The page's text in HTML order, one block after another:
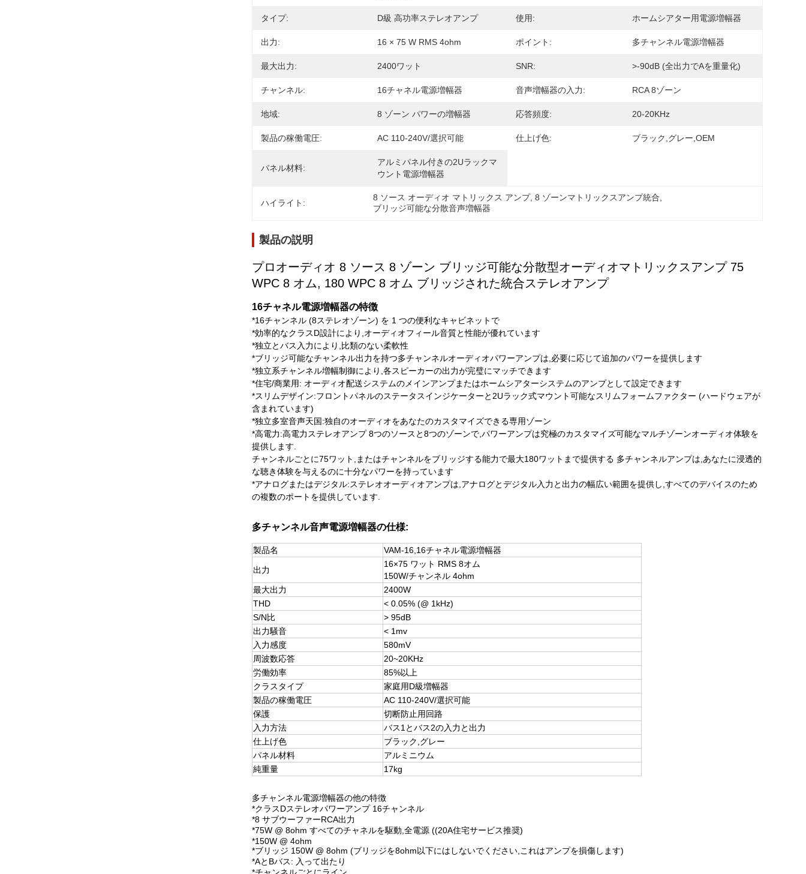
タイプ: D級 高功率ステレオアンプ 使用: ホームシアター用電源増幅器
出力: 16 × 75 W RMS 4ohm ポイント: 多チャンネル電源増幅器
最大出力: 2400ワット SNR: >-90dB (全出力でAを重量化)
チャンネル: 16チャネル電源増幅器 音声増幅器の入力: RCA 8ゾーン
地域: 8 ゾーン パワーの増幅器 応答頻度: 20-20KHz
製品の稼働電圧: AC 110-240V/選択可能 仕上げ色: ブラック,グレー,OEM
パネル材料:
アルミパネル付きの2Uラックマ
ウント電源増幅器
ハイライト:
8 ソース オーディオ マトリックス アンプ, 8 ゾーンマトリックスアンプ統合
ブリッジ可能な分散音声増幅器
製品の説明
プロオーディオ 8 ソース 8 ゾーン ブリッジ可能な分散型オーディオマトリックスアンプ 75
WPC 8 オム, 180 WPC 8 オム ブリッジされた統合ステレオアンプ
16チャネル電源増幅器の特徴
*16チャンネル (8ステレオゾーン) を 1 つの便利なキャビネットで
*効率的なクラスD設計により,オーディオフィール音質と性能が優れています
*独立とバス入力により,比類のない柔軟性
*ブリッジ可能なチャンネル出力を持つ多チャンネルオーディオパワーアンプは,必要に応じて追加のパワーを提供します
*独立系チャンネル増幅制御により,各スピーカーの出力が完璧にマッチできます
*住宅/商業用: オーディオ配送システムのメインアンプまたはホームシアターシステムのアンプとして設定できます
*スリムデザイン:フロントパネルのステータスインジケーターと2Uラック式マウント可能なスリムフォームファクター (ハードウェアが
含まれています)
*独立多室音声天国:独自のオーディオをあなたのカスタマイズできる専用ゾーン
*高電力:高電力ステレオアンプ 8つのソースと8つのゾーンで,パワーアンプは究極のカスタマイズ可能なマルチゾーンオーディオ体験を
提供します.
チャンネルごとに75ワット,またはチャンネルをブリッジする能力で最大180ワットまで提供する 多チャンネルアンプは,あなたに浸透的
な聴き体験を与えるのに十分なパワーを持っています
*アナログまたはデジタル:ステレオオーディオアンプは,アナログとデジタル入力と出力の幅広い範囲を提供し,すべてのデバイスのため
の複数のポートを提供しています.
多チャンネル音声電源増幅器の仕様:
製品名 VAM-16,16チャネル電源増幅器
出力
16×75 ワット RMS 8オム
150W/チャンネル 4ohm
最大出力
2400W
THD
< 0.05% (@ 1kHz)
S/N比
> 95dB
出力騒音
< 1mv
入力感度
580mV
周波数応答
20~20KHz
労働効率
85%以上
クラスタイプ
家庭用D級増幅器
製品の稼働電圧
AC 110-240V/選択可能
保護
切断防止用回路
入力方法
バス1とバス2の入力と出力
仕上げ色
ブラック,グレー
パネル材料
アルミニウム
純重量
17kg
多チャンネル電源増幅器の他の特徴
*クラスDステレオパワーアンプ 16チャンネル
*8 サブウーファーRCA出力
*75W @ 8ohm すべてのチャネルを駆動,全電源 ((20A住宅サービス推奨)
*150W @ 4ohm
*ブリッジ 150W @ 8ohm (ブリッジを8ohm以下にはしないでください,これはアンプを損傷します)
*AとBバス: 入って出たり